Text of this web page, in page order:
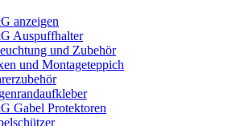
anzeigen
Auspuffhalter
und Zubehör
und Montageteppich
Gabel Protektoren